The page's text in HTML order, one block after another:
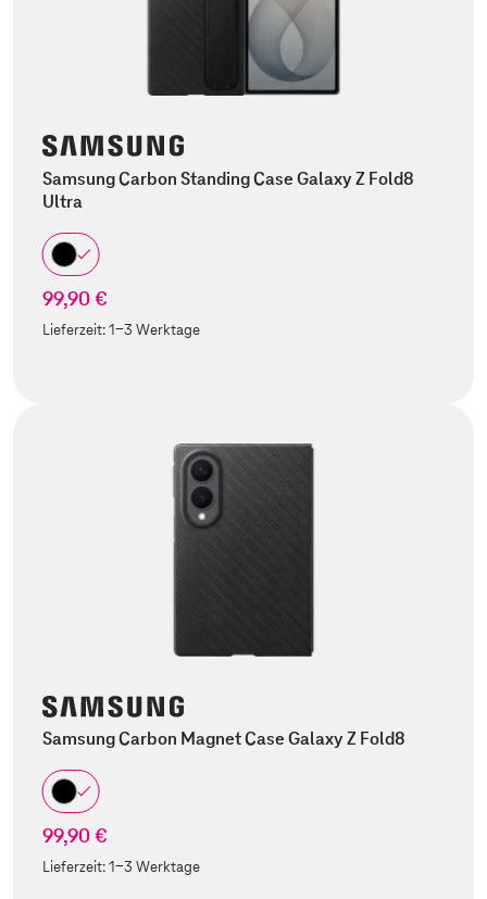
Samsung Carbon Standing Case Galaxy Z Fold8
Ultra
99,90 €
Lieferzeit:1-3 Werktage
Samsung Carbon Magnet Case Galaxy Z Fold8
99,90 €
Lieferzeit:1-3 Werktage